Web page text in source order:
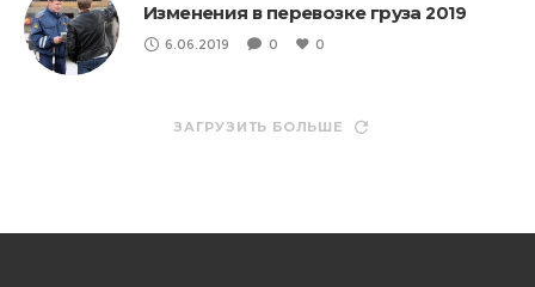
Изменения в перевозке груза 2019
6.06.2019 0 0
ЗАГРУЗИТЬ БОЛЬШЕ